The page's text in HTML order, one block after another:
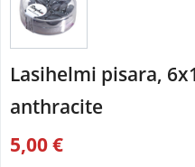
Lasihelmi pisara,
anthracite
5,00 €